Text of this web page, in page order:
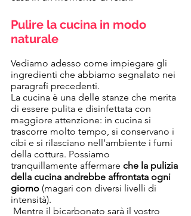
Pulire la cucina in modo
naturale
Vediamo adesso come impiegare gli
ingredienti che abbiamo segnalato nei
paragrafi precedenti.
La cucina è una delle stanze che merita
di essere pulita e disinfettata con
maggiore attenzione: in cucina si
trascorre molto tempo, si conservano i
cibi e si rilasciano nell’ambiente i fumi
della cottura. Possiamo
tranquillamente affermare che la pulizia
della cucina andrebbe affrontata ogni
giorno (magari con diversi livelli di
intensità).